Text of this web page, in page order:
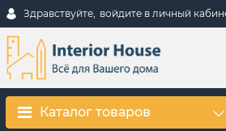
Здравствуйте, войдите в личный
Каталог товаров